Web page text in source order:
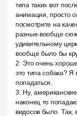
типа таких вот
анимации, просто
посмотрите на
разные вообще
удивительному
вообще было бы
2: Это очень
это типа собака?
попадаться.
3: Ну,
наконец то
видосов было. Так,